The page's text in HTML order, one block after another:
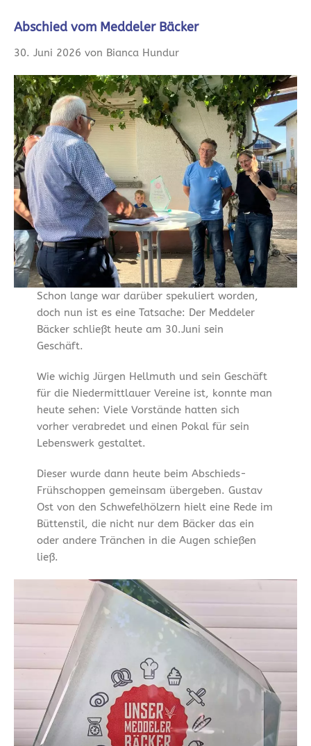
Abschied vom Meddeler Bäcker
30. Juni 2026 von Bianca Hundur
Schon lange war darüber spekuliert worden,
doch nun ist es eine Tatsache: Der Meddeler
Bäcker schließt heute am 30.Juni sein
Geschäft.
Wie wichig Jürgen Hellmuth und sein Geschäft
für die Niedermittlauer Vereine ist, konnte man
heute sehen: Viele Vorstände hatten sich
vorher verabredet und einen Pokal für sein
Lebenswerk gestaltet.
Dieser wurde dann heute beim Abschieds-
Frühschoppen gemeinsam übergeben. Gustav
Ost von den Schwefelhölzern hielt eine Rede im
Büttenstil, die nicht nur dem Bäcker das ein
oder andere Tränchen in die Augen schießen
ließ.